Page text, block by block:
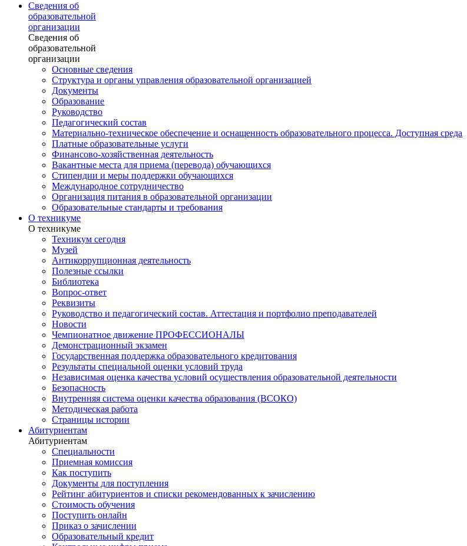
Сведения об
образовательной
организации
Сведения об
образовательной
организации
Основные сведения
Структура и органы управления образовательной организацией
Документы
Образование
Руководство
Педагогический состав
Материально-техническое обеспечение и оснащенность образовательного процесса. Доступная среда
Платные образовательные услуги
Финансово-хозяйственная деятельность
Вакантные места для приема (перевода) обучающихся
Стипендии и меры поддержки обучающихся
Международное сотрудничество
Организация питания в образовательной организации
Образовательные стандарты и требования
О техникуме
О техникуме
Техникум сегодня
Музей
Антикоррупционная деятельность
Полезные ссылки
Библиотека
Вопрос-ответ
Реквизиты
Руководство и педагогический состав. Аттестация и портфолио преподавателей
Новости
Чемпионатное движение ПРОФЕССИОНАЛЫ
Демонстрационный экзамен
Государственная поддержка образовательного кредитования
Результаты специальной оценки условий труда
Независимая оценка качества условий осуществления образовательной деятельности
Безопасность
Внутренняя система оценки качества образования (ВСОКО)
Методическая работа
Страницы истории
Абитуриентам
Абитуриентам
Специальности
Приемная комиссия
Как поступить
Документы для поступления
Рейтинг абитуриентов и списки рекомендованных к зачислению
Стоимость обучения
Поступить онлайн
Приказ о зачислении
Образовательный кредит